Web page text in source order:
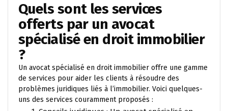
Quels sont les services
offerts par un avocat
spécialisé en droit immobilier
?
Un avocat spécialisé en droit immobilier offre une gamme
de services pour aider les clients à résoudre des
problèmes juridiques liés à l’immobilier. Voici quelques-
uns des services couramment proposés :